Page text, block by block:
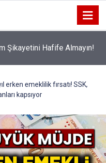
Şikayetini Hafife Almayın!
erken emeklilik fırsatı! SSK,
kapsıyor